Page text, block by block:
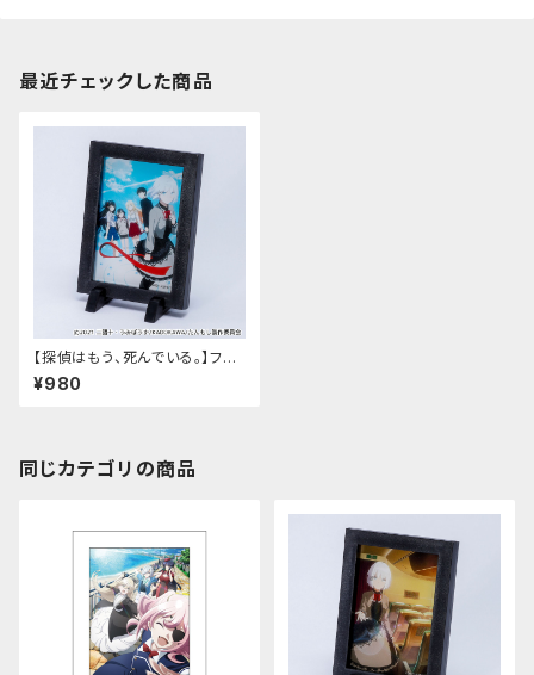
最近チェックした商品
【探偵はもう、死んでいる。】フレ
ームマグネット（6弾）
¥980
同じカテゴリの商品